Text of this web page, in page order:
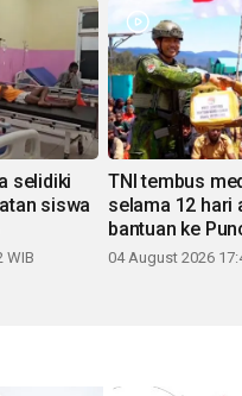
selidiki
siswa
WIB
TNI tembus
selama 12 hari
bantuan ke
04 August 2026